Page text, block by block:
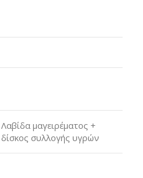
Λαβίδα μαγειρέματος +
δίσκος συλλογής υγρών